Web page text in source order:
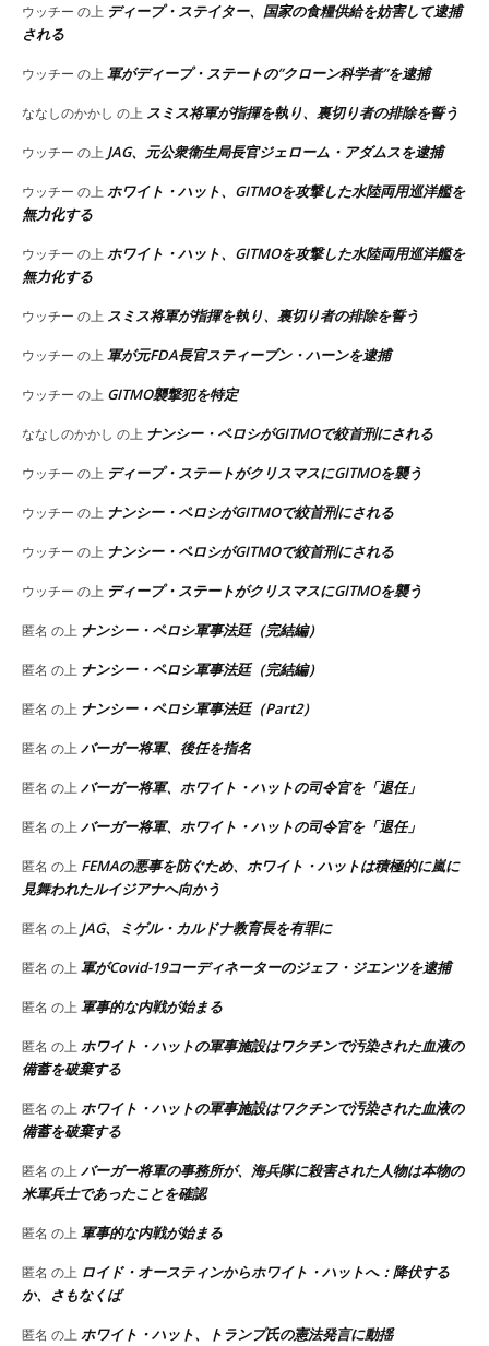
ウッチー の上 ディープ・ステイター、国家の食糧供給を妨害して逮捕
される
ウッチー の上 軍がディープ・ステートの”クローン科学者”を逮捕
ななしのかかし の上 スミス将軍が指揮を執り、裏切り者の排除を誓う
ウッチー の上 JAG、元公衆衛生局長官ジェローム・アダムスを逮捕
ウッチー の上 ホワイト・ハット、GITMOを攻撃した水陸両用巡洋艦を
無力化する
ウッチー の上 ホワイト・ハット、GITMOを攻撃した水陸両用巡洋艦を
無力化する
ウッチー の上 スミス将軍が指揮を執り、裏切り者の排除を誓う
ウッチー の上 軍が元FDA長官スティーブン・ハーンを逮捕
ウッチー の上 GITMO襲撃犯を特定
ななしのかかし の上 ナンシー・ペロシがGITMOで絞首刑にされる
ウッチー の上 ディープ・ステートがクリスマスにGITMOを襲う
ウッチー の上 ナンシー・ペロシがGITMOで絞首刑にされる
ウッチー の上 ナンシー・ペロシがGITMOで絞首刑にされる
ウッチー の上 ディープ・ステートがクリスマスにGITMOを襲う
匿名 の上 ナンシー・ペロシ軍事法廷（完結編）
匿名 の上 ナンシー・ペロシ軍事法廷（完結編）
匿名 の上 ナンシー・ペロシ軍事法廷（Part2）
匿名 の上 バーガー将軍、後任を指名
匿名 の上 バーガー将軍、ホワイト・ハットの司令官を「退任」
匿名 の上 バーガー将軍、ホワイト・ハットの司令官を「退任」
匿名 の上 FEMAの悪事を防ぐため、ホワイト・ハットは積極的に嵐に
見舞われたルイジアナへ向かう
匿名 の上 JAG、ミゲル・カルドナ教育長を有罪に
匿名 の上 軍がCovid-19コーディネーターのジェフ・ジエンツを逮捕
匿名 の上 軍事的な内戦が始まる
匿名 の上 ホワイト・ハットの軍事施設はワクチンで汚染された血液の
備蓄を破棄する
匿名 の上 ホワイト・ハットの軍事施設はワクチンで汚染された血液の
備蓄を破棄する
匿名 の上 バーガー将軍の事務所が、海兵隊に殺害された人物は本物の
米軍兵士であったことを確認
匿名 の上 軍事的な内戦が始まる
匿名 の上 ロイド・オースティンからホワイト・ハットへ：降伏する
か、さもなくば
匿名 の上 ホワイト・ハット、トランプ氏の憲法発言に動揺